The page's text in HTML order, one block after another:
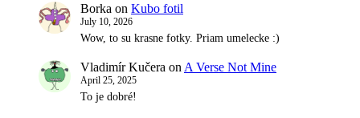
Borka on Kubo fotil
July 10, 2026
Wow, to su krasne fotky. Priam umelecke :)
Vladimír Kučera on A Verse Not Mine
April 25, 2025
To je dobré!